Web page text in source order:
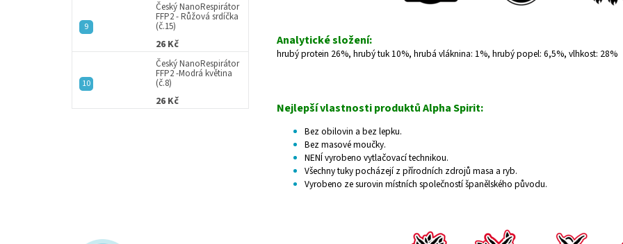
Český NanoRespirátor
FFP2 - Růžová srdíčka
(č.15)
26 Kč
Český NanoRespirátor
FFP2 -Modrá květina
(č.8)
26 Kč
Analytické složení:
hrubý protein 26%, hrubý tuk 10%, hrubá vláknina: 1%, hrubý popel: 6,5%, vlhkost: 28%
Nejlepší vlastnosti produktů Alpha Spirit:
Bez obilovin a bez lepku.
Bez masové moučky.
NENÍ vyrobeno vytlačovací technikou.
Všechny tuky pocházejí z přírodních zdrojů masa a ryb.
Vyrobeno ze surovin místních společností španělského původu.